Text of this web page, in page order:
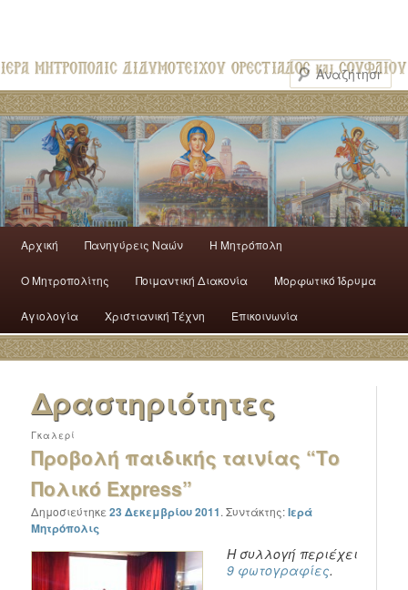
Αρχική Πανηγύρεις Ναών H Mητρόπολη
Ο Mητροπολίτης Ποιμαντική Διακονία Μορφωτικό Ίδρυμα
Αγιολογία Χριστιανική Τέχνη Επικοινωνία
Δραστηριότητες
Προβολή παιδικής ταινίας “Το
Πολικό Express”
Γκαλερί
Δημοσιεύτηκε23 Δεκεμβρίου 2011.Συντάκτης:Ιερά
Μητρόπολις
Η συλλογή περιέχει
9 φωτογραφίες.